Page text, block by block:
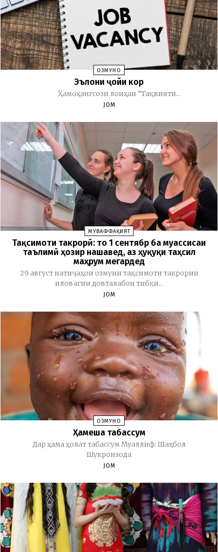
ОЗМУНҲО
Эълони ҷойи кор
Ҳамоҳангсози лоиҳаи “Тақвияти...
JOM
МУВАФФАҚИЯТ
Тақсимоти такрорӣ: то 1 сентябр ба муассисаи
таълимӣ ҳозир нашавед, аз ҳуқуқи таҳсил
маҳрум мегардед
29 август натиҷаҳои озмуни тақсимоти такрории
иловагии довталабон тибқи...
JOM
ОЗМУНҲО
Ҳамеша табассум
Дар ҳама ҳолат табассум Муаллиф: Шаҳбол
Шукронзода
JOM